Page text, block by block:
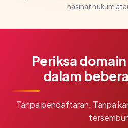
nasihat hukum
Periksa
dalam
Tanpa pendaftaran. Tanpa